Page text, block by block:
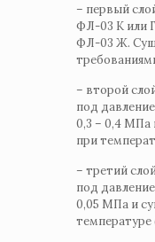
– первый
ФЛ-03 К или
ФЛ-03 Ж.
– второй
под
0,3 – 0,4 МПа
при
– третий
под
0,05 МПа и
температуре